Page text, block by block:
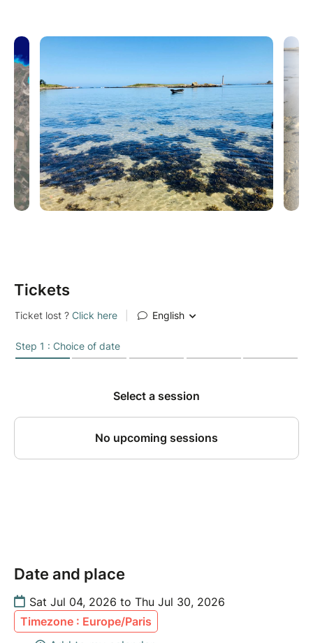
Tickets
Date and place
Sat Jul 04, 2026 to Thu Jul 30, 2026
Timezone : Europe/Paris